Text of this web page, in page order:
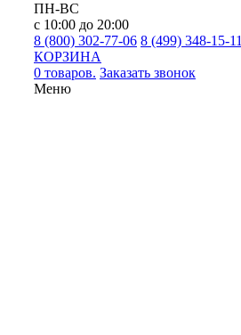
ПН-ВС
с 10:00 до 20:00
8 (800) 302-77-06 8 (499) 348-15-11
КОРЗИНА
0 товаров. Заказать звонок
Меню